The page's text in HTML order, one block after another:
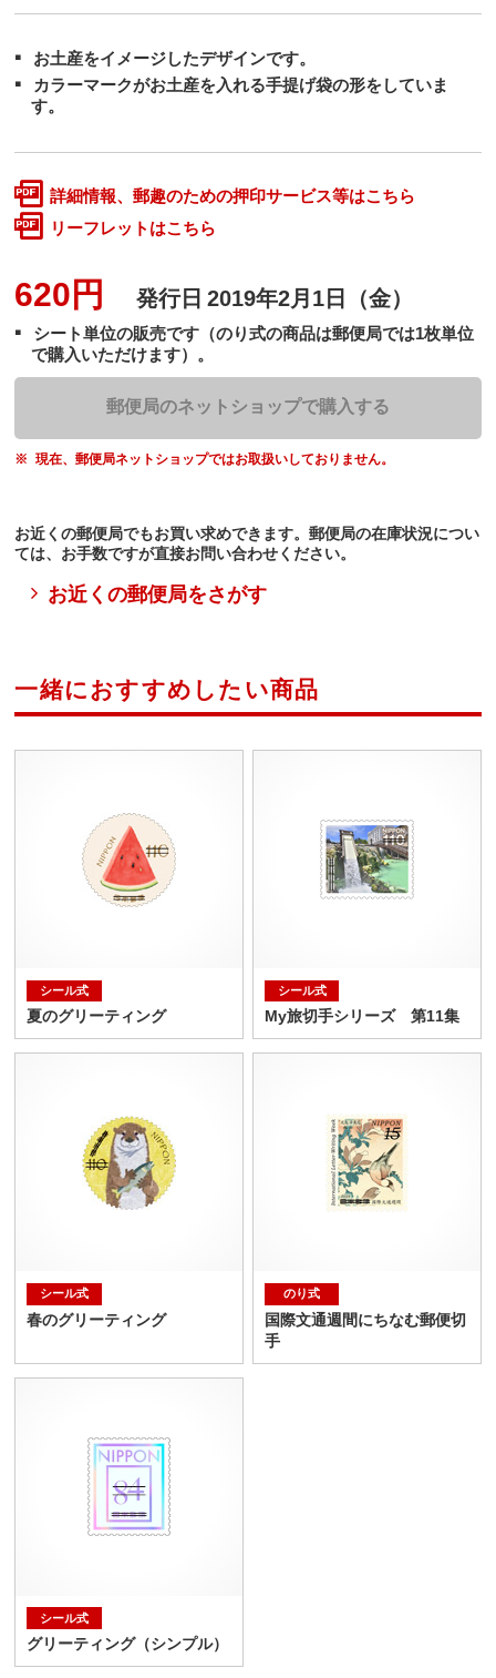
お土産をイメージしたデザインです。
カラーマークがお土産を入れる手提げ袋の形をしていま
す。
詳細情報、郵趣のための押印サービス等はこちら
リーフレットはこちら
620円 発行日 2019年2月1日（金）
シート単位の販売です（のり式の商品は郵便局では1枚単位
で購入いただけます）。
郵便局のネットショップで購入する
現在、郵便局ネットショップではお取扱いしておりません。
お近くの郵便局でもお買い求めできます。郵便局の在庫状況につい
ては、お手数ですが直接お問い合わせください。
お近くの郵便局をさがす
一緒におすすめしたい商品
シール式
夏のグリーティング
シール式
My旅切手シリーズ 第11集
シール式
春のグリーティング
のり式
国際文通週間にちなむ郵便切
手
シール式
グリーティング（シンプル）